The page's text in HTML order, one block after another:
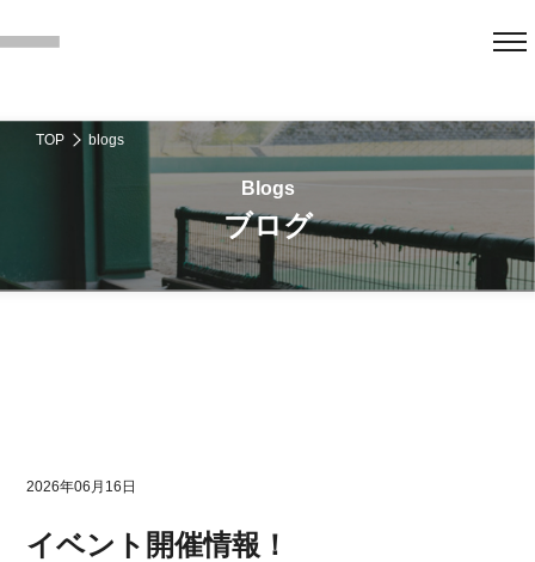
TOP blogs
ブログ
2026年06月16日
イベント開催情報！